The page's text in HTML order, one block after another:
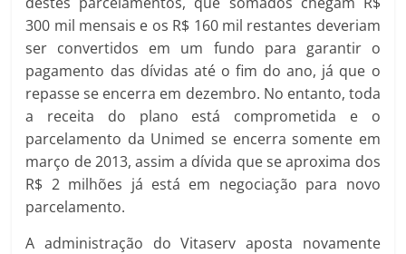
300 mil mensais e os R$ 160 mil restantes deveriam
ser convertidos em um fundo para garantir o
pagamento das dívidas até o fim do ano, já que o
repasse se encerra em dezembro. No entanto, toda
a receita do plano está comprometida e o
parcelamento da Unimed se encerra somente em
março de 2013, assim a dívida que se aproxima dos
R$ 2 milhões já está em negociação para novo
parcelamento.
A administração do Vitaserv aposta novamente